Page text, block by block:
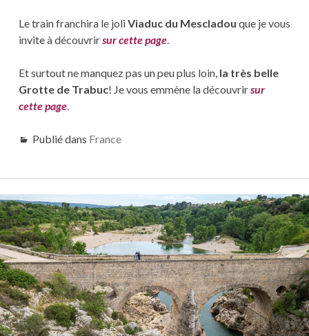
Le train franchira le joliViaduc du Mescladou que je vous
invite à découvrirsur cette page.
Et surtout ne manquez pas un peu plus loin, la très belle
Grotte de Trabuc! Je vous emmène la découvrirsur
cette page.
Publié dans France